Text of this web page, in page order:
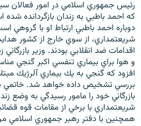
رئيس جمهوري اسلامي در امور فعالان
كه احمد باطبي به زندان بازگردانده
دوباره احمد باطبي ارتباط او با گروهي
شريعتمداري، از سوي خارج از كشور
اقدامات ضد انقلابي بودند. وزير بازرگاني
و هوا براي بيماري تنفسي اكبر گنجي
افزود كه گنجي به يك بيماري آلرژيك
بررسي تشخيص داده خواهد شد. خاتمي
بازرگاني خود را مامور رسيدگي به وضع
شريعتمداري با برخي از مقامات قوه
همچنين با دفتر رهبر جمهوري اسلامي